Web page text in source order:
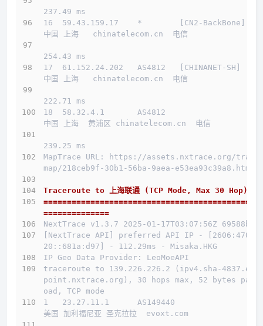
237.49 ms
16  59.43.159.17    *        [CN2-BackBone]
中国 上海   chinatelecom.cn  电信
254.43 ms
17  61.152.24.202   AS4812   [CHINANET-SH]
中国 上海   chinatelecom.cn  电信
222.71 ms
18  58.32.4.1       AS4812
中国 上海  黄浦区 chinatelecom.cn  电信
239.25 ms
MapTrace URL: https://assets.nxtrace.org/trace
map/218ceb9f-30b1-56ba-9aea-e53ea93c39a8.html
Traceroute to 上海联通 (TCP Mode, Max 30 Hop)
==============================================
==============
NextTrace v1.3.7 2025-01-17T03:07:56Z 69588b0
[NextTrace API] preferred API IP - [2606:4700:
20::681a:d97] - 112.29ms - Misaka.HKG
IP Geo Data Provider: LeoMoeAPI
traceroute to 139.226.226.2 (ipv4.sha-4837.end
point.nxtrace.org), 30 hops max, 52 bytes payl
oad, TCP mode
1   23.27.11.1      AS149440
美国 加利福尼亚 圣克拉拉  evoxt.com